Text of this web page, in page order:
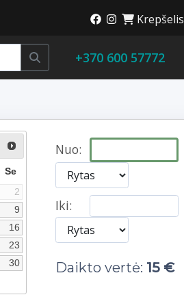
Krepšelis
+370 600 57772
Se
2
9
16
23
30
Nuo:
Iki:
Daikto vertė: 15 €